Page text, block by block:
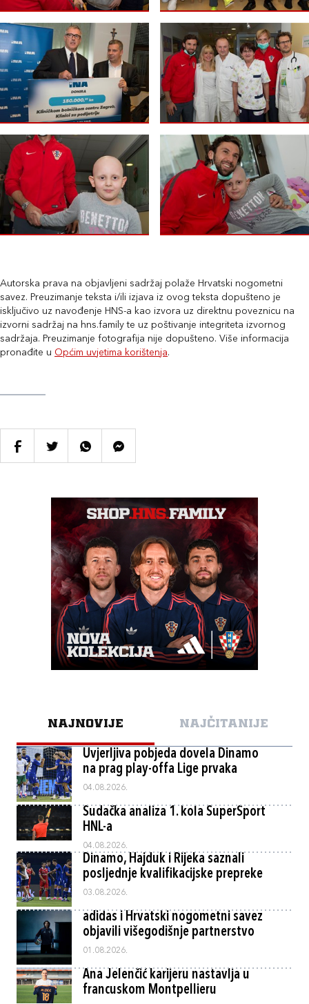
Autorska prava na objavljeni sadržaj polaže Hrvatski nogometni
savez. Preuzimanje teksta i/ili izjava iz ovog teksta dopušteno je
isključivo uz navođenje HNS-a kao izvora uz direktnu poveznicu na
izvorni sadržaj na hns.family te uz poštivanje integriteta izvornog
sadržaja. Preuzimanje fotografija nije dopušteno. Više informacija
pronađite u Općim uvjetima korištenja.
NAJNOVIJE NAJČITANIJE
Uvjerljiva pobjeda dovela Dinamo
na prag play-offa Lige prvaka
04.08.2026.
Sudačka analiza 1. kola SuperSport
HNL-a
04.08.2026.
Dinamo, Hajduk i Rijeka saznali
posljednje kvalifikacijske prepreke
03.08.2026.
adidas i Hrvatski nogometni savez
objavili višegodišnje partnerstvo
01.08.2026.
Ana Jelenčić karijeru nastavlja u
francuskom Montpellieru